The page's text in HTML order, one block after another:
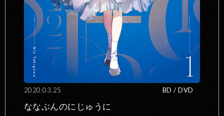
2020.03.25 BD / DVD
ななぶんのにじゅうに